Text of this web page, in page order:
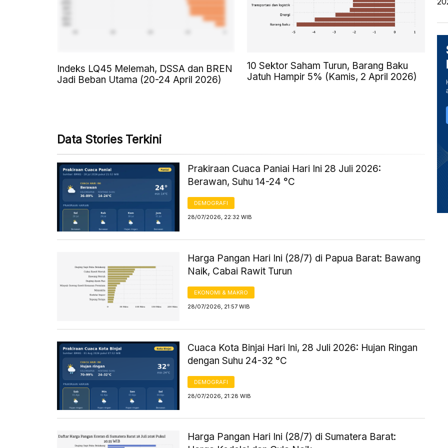
Indeks LQ45 Melemah, DSSA dan BREN
Jadi Beban Utama (20-24 April 2026)
10 Sektor Saham Turun, Barang Baku
Jatuh Hampir 5% (Kamis, 2 April 2026)
Data Stories Terkini
Prakiraan Cuaca Paniai Hari Ini 28 Juli 2026:
Berawan, Suhu 14-24 °C
DEMOGRAFI
28/07/2026, 22:32 WIB
Harga Pangan Hari Ini (28/7) di Papua Barat: Bawang
Naik, Cabai Rawit Turun
EKONOMI & MAKRO
28/07/2026, 21:57 WIB
Cuaca Kota Binjai Hari Ini, 28 Juli 2026: Hujan Ringan
dengan Suhu 24-32 °C
DEMOGRAFI
28/07/2026, 21:28 WIB
Harga Pangan Hari Ini (28/7) di Sumatera Barat: